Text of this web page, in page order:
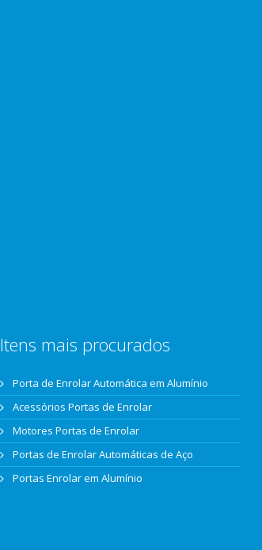
Itens mais procurados
Porta de Enrolar Automática em Alumínio
Acessórios Portas de Enrolar
Motores Portas de Enrolar
Portas de Enrolar Automáticas de Aço
Portas Enrolar em Alumínio